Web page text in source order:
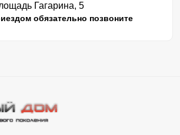
Гагарина, 5
обязательно позвоните